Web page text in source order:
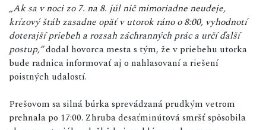
„Ak sa v noci zo 7. na 8. júl nič mimoriadne neudeje,
krízový štáb zasadne opäť v utorok ráno o 8:00, vyhodnotí
doterajší priebeh a rozsah záchranných prác a určí ďalší
postup,“dodal hovorca mesta s tým, že v priebehu utorka
bude radnica informovať aj o nahlasovaní a riešení
poistných udalostí.
Prešovom sa silná búrka sprevádzaná prudkým vetrom
prehnala po 17:00. Zhruba desaťminútová smršť spôsobila